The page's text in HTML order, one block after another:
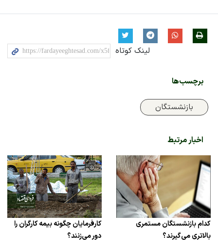
لینک کوتاه
برچسب‌ها
بازنشستگان
اخبار مرتبط
کدام بازنشستگان مستمری
بالاتری می‌گیرند؟
کارفرمایان چگونه بیمه کارگران را
دور می‌زنند؟